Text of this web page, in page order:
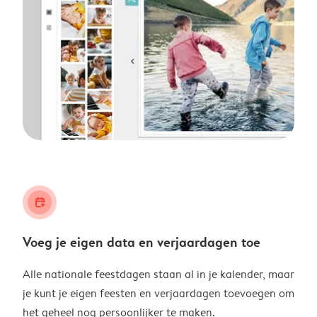
calendar_plus
Voeg je eigen data en verjaardagen toe
Alle nationale feestdagen staan al in je kalender, maar
je kunt je eigen feesten en verjaardagen toevoegen om
het geheel nog persoonlijker te maken.